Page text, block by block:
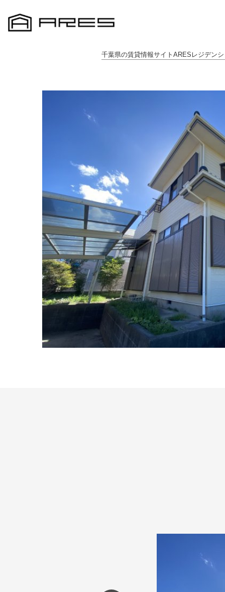
千葉県の賃貸情報サイトARESレジデン